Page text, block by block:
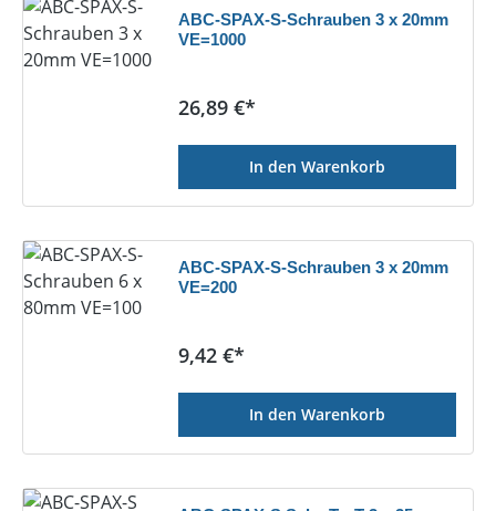
ABC-SPAX-S-Schrauben 3 x 20mm
VE=1000
Regulärer Preis:
26,89 €*
In den Warenkorb
ABC-SPAX-S-Schrauben 3 x 20mm
VE=200
Regulärer Preis:
9,42 €*
In den Warenkorb